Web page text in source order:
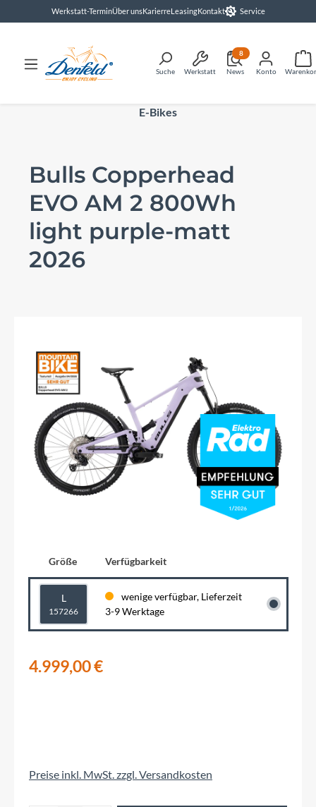
springenWerkstatt-TerminÜber unsKarierreLeasingKontakt Service
Suche Werkstatt News
8
Konto
E-Bikes
Bulls Copperhead
EVO AM 2 800Wh
light purple-matt
2026
Größe Verfügbarkeit
L
157266
wenige verfügbar, Lieferzeit
3-9 Werktage
4.999,00 €
Preise inkl. MwSt. zzgl. Versandkosten